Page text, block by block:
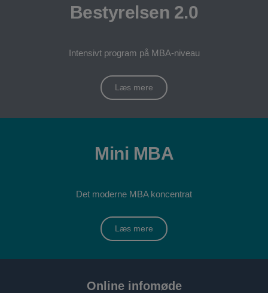
Bestyrelsen 2.0
Intensivt program på MBA-niveau
Læs mere
Mini MBA
Det moderne MBA koncentrat
Læs mere
Online infomøde